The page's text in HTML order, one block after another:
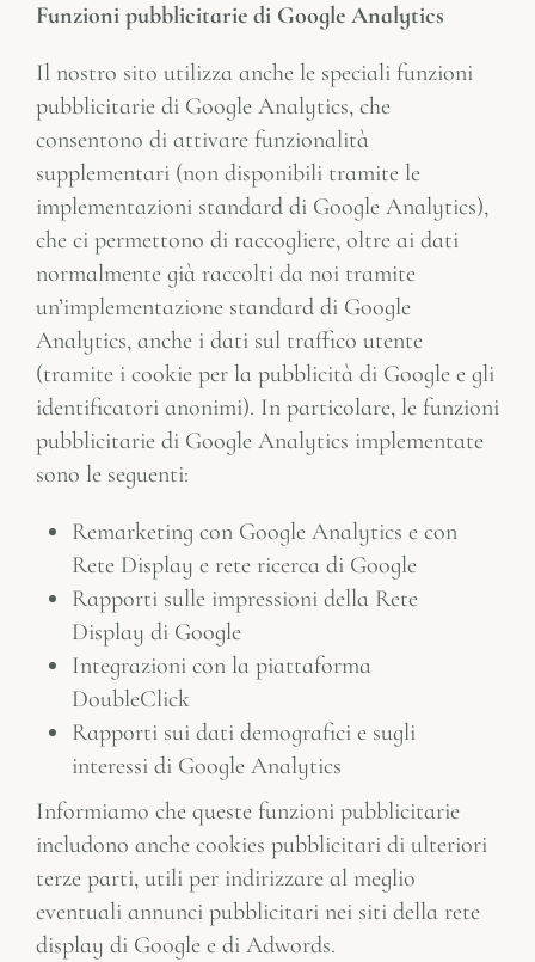
Funzioni pubblicitarie di Google Analytics
Il nostro sito utilizza anche le speciali funzioni
pubblicitarie di Google Analytics, che
consentono di attivare funzionalità
supplementari (non disponibili tramite le
implementazioni standard di Google Analytics),
che ci permettono di raccogliere, oltre ai dati
normalmente già raccolti da noi tramite
un’implementazione standard di Google
Analytics, anche i dati sul traffico utente
(tramite i cookie per la pubblicità di Google e gli
identificatori anonimi). In particolare, le funzioni
pubblicitarie di Google Analytics implementate
sono le seguenti:
Remarketing con Google Analytics e con
Rete Display e rete ricerca di Google
Rapporti sulle impressioni della Rete
Display di Google
Integrazioni con la piattaforma
DoubleClick
Rapporti sui dati demografici e sugli
interessi di Google Analytics
Informiamo che queste funzioni pubblicitarie
includono anche cookies pubblicitari di ulteriori
terze parti, utili per indirizzare al meglio
eventuali annunci pubblicitari nei siti della rete
display di Google e di Adwords.